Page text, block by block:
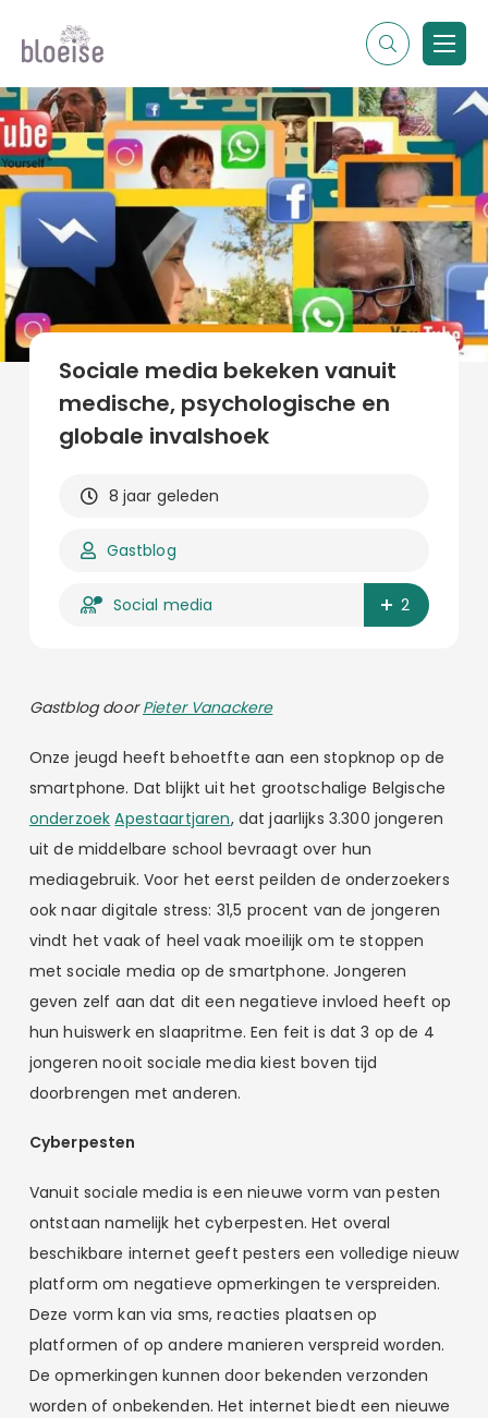
Contentmarketing
Online marketing
Branches
Marketing
Alle soorten artikelen
Alle topics
Sociale media bekeken vanuit
medische, psychologische en
globale invalshoek
8 jaar geleden
Gastblog
Social media 2
Gastblog doorPieter Vanackere
Onze jeugd heeft behoetfte aan een stopknop op de
smartphone. Dat blijkt uit het grootschalige Belgische
onderzoek Apestaartjaren, dat jaarlijks 3.300 jongeren
uit de middelbare school bevraagt over hun
mediagebruik. Voor het eerst peilden de onderzoekers
ook naar digitale stress: 31,5 procent van de jongeren
vindt het vaak of heel vaak moeilijk om te stoppen
met sociale media op de smartphone. Jongeren
geven zelf aan dat dit een ­negatieve invloed heeft op
hun huiswerk en slaapritme. Een feit is dat 3 op de 4
jongeren nooit sociale media kiest boven tijd
doorbrengen met anderen.
Cyberpesten
Vanuit sociale media is een nieuwe vorm van pesten
ontstaan namelijk het cyberpesten. Het overal
beschikbare internet geeft pesters een volledige nieuw
platform om negatieve opmerkingen te verspreiden.
Deze vorm kan via sms, reacties plaatsen op
platformen of op andere manieren verspreid worden.
De opmerkingen kunnen door bekenden verzonden
worden of onbekenden. Het internet biedt een nieuwe